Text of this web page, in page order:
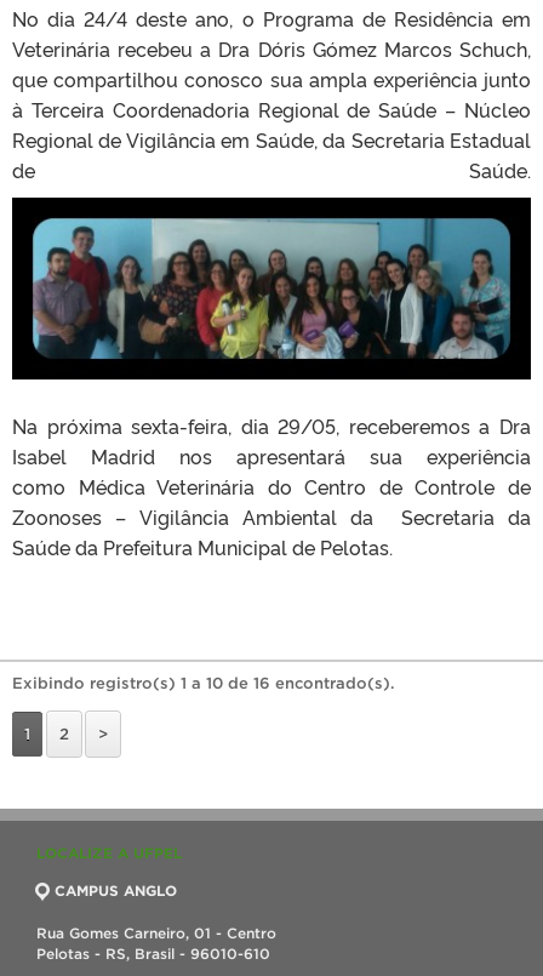
No dia 24/4 deste ano, o Programa de Residência em
Veterinária recebeu a Dra Dóris Gómez Marcos Schuch,
que compartilhou conosco sua ampla experiência junto
à Terceira Coordenadoria Regional de Saúde – Núcleo
Regional de Vigilância em Saúde, da Secretaria Estadual
de Saúde.
Na próxima sexta-feira, dia 29/05, receberemos a Dra
Isabel Madrid nos apresentará sua experiência
como Médica Veterinária do Centro de Controle de
Zoonoses – Vigilância Ambiental da Secretaria da
Saúde da Prefeitura Municipal de Pelotas.
Exibindo registro(s) 1 a 10 de 16 encontrado(s).
1 2 >
LOCALIZE A UFPEL
CAMPUS ANGLO
Rua Gomes Carneiro, 01 - Centro
Pelotas - RS, Brasil - 96010-610